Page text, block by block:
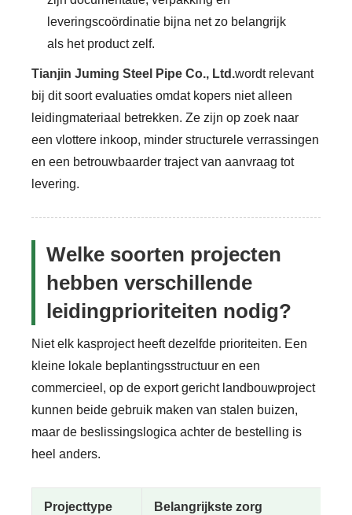
leveringscoördinatie bijna net zo belangrijk
als het product zelf.
Tianjin Juming Steel Pipe Co., Ltd.wordt relevant
bij dit soort evaluaties omdat kopers niet alleen
leidingmateriaal betrekken. Ze zijn op zoek naar
een vlottere inkoop, minder structurele verrassingen
en een betrouwbaarder traject van aanvraag tot
levering.
Welke soorten projecten
hebben verschillende
leidingprioriteiten nodig?
Niet elk kasproject heeft dezelfde prioriteiten. Een
kleine lokale beplantingsstructuur en een
commercieel, op de export gericht landbouwproject
kunnen beide gebruik maken van stalen buizen,
maar de beslissingslogica achter de bestelling is
heel anders.
Projecttype Belangrijkste zorg